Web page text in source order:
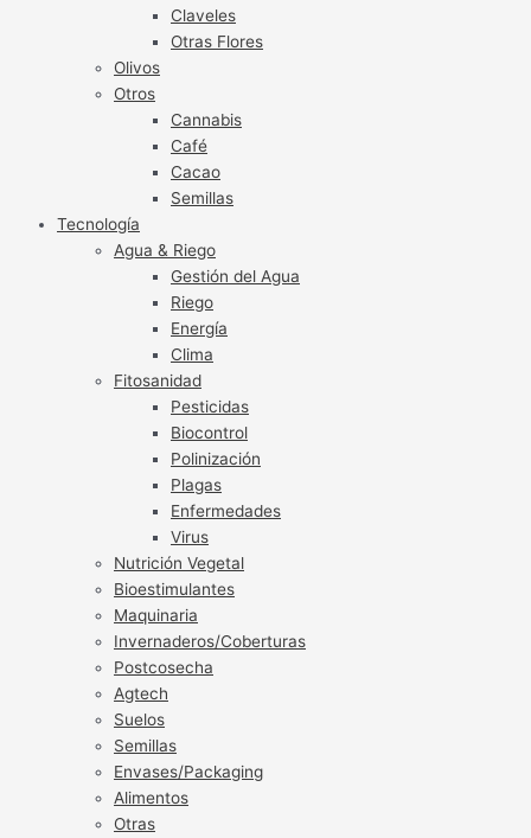
Claveles
Otras Flores
Olivos
Otros
Cannabis
Café
Cacao
Semillas
Tecnología
Agua & Riego
Gestión del Agua
Riego
Energía
Clima
Fitosanidad
Pesticidas
Biocontrol
Polinización
Plagas
Enfermedades
Virus
Nutrición Vegetal
Bioestimulantes
Maquinaria
Invernaderos/Coberturas
Postcosecha
Agtech
Suelos
Semillas
Envases/Packaging
Alimentos
Otras